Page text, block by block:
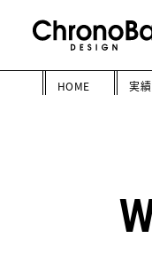
HOME 実績